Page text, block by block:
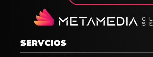
SERVCIOS